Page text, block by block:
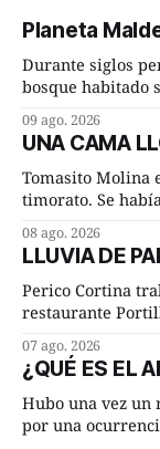
Planeta
Durante siglos
bosque habitado
incompleta. Un equipo internacional de arqueólogos,
liderado por el
de la
Brasil y
09 ago. 2026
UNA CAMA
Tomasito Molina
timorato. Se
ambos les iba de
discrepancia en
Lucía Arriate
08 ago. 2026
LLUVIA DE
Perico Cortina
restaurante
cuarto de hora
terminada su
morada cundo
07 ago. 2026
¿QUÉ ES EL
Hubo una vez un
por una